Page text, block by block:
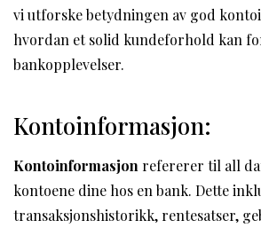
vi utforske betydningen av god
hvordan et solid kundeforhold kan
bankopplevelser.
Kontoinformasjon:
Kontoinformasjon refererer til all
kontoene dine hos en bank. Dette
transaksjonshistorikk, rentesatser,